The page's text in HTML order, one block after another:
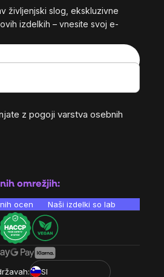
življenjski slog, ekskluzivne
izdelkih – vnesite svoj e-
z pogoji varstva osebnih
omrežjih:
ocen Naši izdelki so laboratorijsko
SI